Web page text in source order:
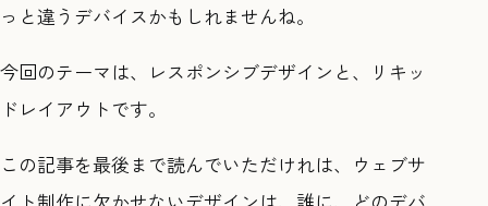
っと違うデバイスかもしれませんね。
今回のテーマは、レスポンシブデザインと、リキッ
ドレイアウトです。
この記事を最後まで読んでいただけれは、ウェブサ